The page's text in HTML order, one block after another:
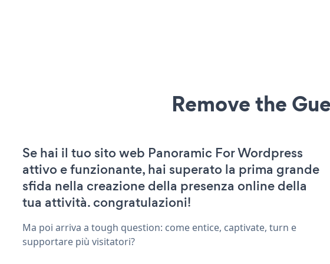
Remove the
Se hai il tuo sito web Panoramic For Wordpress
attivo e funzionante, hai superato la prima grande
sfida nella creazione della presenza online della
tua attività. congratulazioni!
Ma poi arriva a tough question: come entice, captivate, turn e
supportare più visitatori?